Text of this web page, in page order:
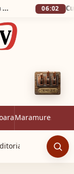
06:02
Maramureș